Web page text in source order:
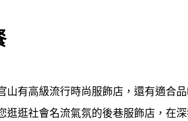
山有高級流行時尚服飾店，還有適合
逛逛社會名流氣氛的後巷服飾店，在